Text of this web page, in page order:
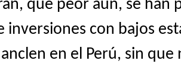
que peor aún, se han
inversiones con bajos
en el Perú, sin